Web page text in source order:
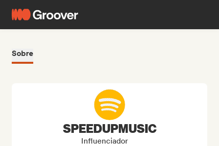
Sobre
SPEEDUPMUSIC
Influenciador